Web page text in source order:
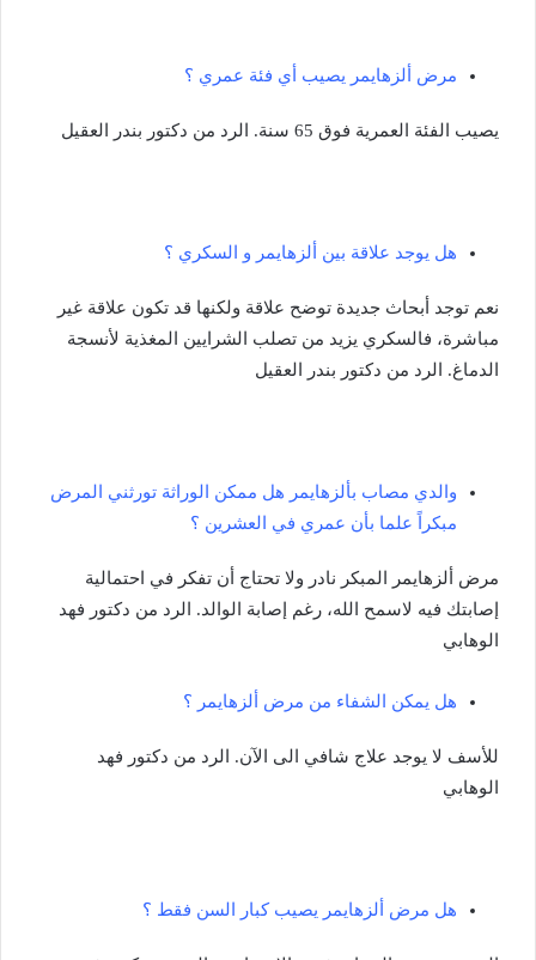
مرض ألزهايمر يصيب أي فئة عمري ؟
يصيب الفئة العمرية فوق 65 سنة. الرد من دكتور بندر العقيل
هل يوجد علاقة بين ألزهايمر و السكري ؟
نعم توجد أبحاث جديدة توضح علاقة ولكنها قد تكون علاقة غير
مباشرة، فالسكري يزيد من تصلب الشرايين المغذية لأنسجة
الدماغ. الرد من دكتور بندر العقيل
والدي مصاب بألزهايمر هل ممكن الوراثة تورثني المرض
مبكراً علما بأن عمري في العشرين ؟
مرض ألزهايمر المبكر نادر ولا تحتاج أن تفكر في احتمالية
إصابتك فيه لاسمح الله، رغم إصابة الوالد. الرد من دكتور فهد
الوهابي
هل يمكن الشفاء من مرض ألزهايمر ؟
للأسف لا يوجد علاج شافي الى الآن. الرد من دكتور فهد
الوهابي
هل مرض ألزهايمر يصيب كبار السن فقط ؟